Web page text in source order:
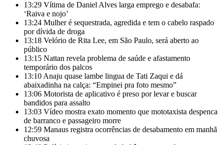
13:29 Vítima de Daniel Alves larga emprego e desabafa:
‘Raiva e nojo’
13:24 Mulher é sequestrada, agredida e tem o cabelo raspado
por dívida de droga
13:18 Velório de Rita Lee, em São Paulo, será aberto ao
público
13:15 Nattan revela problema de saúde e afastamento
temporário dos palcos
13:10 Anaju quase lambe lingua de Tati Zaqui e dá
abaixadinha na calça: “Empinei pra foto mesmo”
13:06 Motorista de aplicativo é preso por levar e buscar
bandidos para assalto
13:03 Vídeo mostra exato momento que mototaxista despenca
de barranco e passageiro morre
12:59 Manaus registra ocorrências de desabamento em manhã
chuvosa